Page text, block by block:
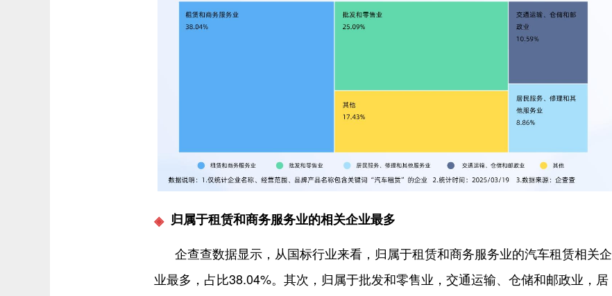
归属于租赁和商务服务业的相关企业最多
企查查数据显示，从国标行业来看，归属于租赁和商务服务业的汽车租赁相关企
业最多，占比38.04%。其次，归属于批发和零售业，交通运输、仓储和邮政业，居